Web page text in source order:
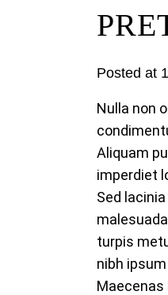
Posted at
Nulla non
Aliquam
imperdiet
Sed
turpis
nibh